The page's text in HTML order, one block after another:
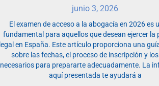
junio 3, 2026
El examen de acceso a la abogacía en 2026 es
fundamental para aquellos que desean ejercer la
legal en España. Este artículo proporciona una
sobre las fechas, el proceso de inscripción y
necesarios para prepararte adecuadamente. La
aquí presentada te ayudará a